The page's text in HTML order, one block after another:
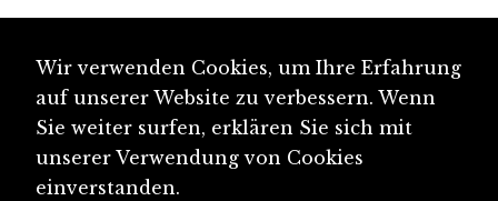
Wir verwenden Cookies, um Ihre Erfahrung
auf unserer Website zu verbessern. Wenn
Sie weiter surfen, erklären Sie sich mit
unserer Verwendung von Cookies
einverstanden.